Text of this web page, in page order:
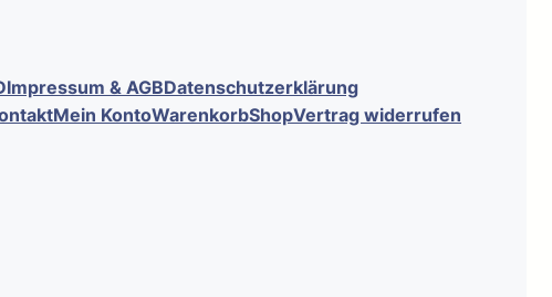
Impressum & AGBDatenschutzerklärung
Mein KontoWarenkorbShopVertrag widerrufen